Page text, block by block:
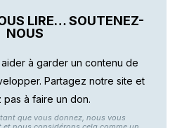
LIRE… SOUTENEZ-
NOUS
à garder un contenu de
Partagez notre site et
pas à faire un don.
que vous donnez, nous vous